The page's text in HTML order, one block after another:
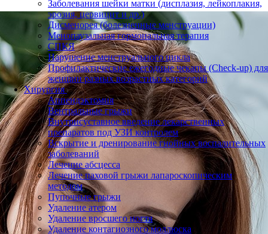
Заболевания шейки матки (дисплазия, лейкоплакия,
эрозия, цервицит и др.)
Дисменорея (болезненные менструации)
Менопаузальная гормональная терапия
СПКЯ
Нарушение менструального цикла
Профилактические ежегодные чекапы (Check-up) для
женщин разных возрастных категорий
Хирургия
Аппендэктомия
Вентральные грыжи
Внутрисуставное введение лекарственных
препаратов под УЗИ контролем
Вскрытие и дренирование гнойных воспалительных
заболеваний
Лечение абсцесса
Лечение паховой грыжи лапароскопическим
методом
Пупочные грыжи
Удаление атером
Удаление вросшего ногтя
Удаление контагиозного моллюска